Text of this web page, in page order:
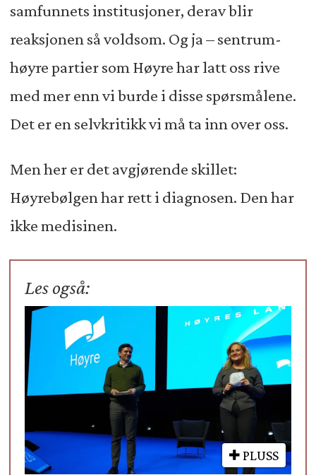
samfunnets institusjoner, derav blir
reaksjonen så voldsom. Og ja – sentrum-
høyre partier som Høyre har latt oss rive
med mer enn vi burde i disse spørsmålene.
Det er en selvkritikk vi må ta inn over oss.
Men her er det avgjørende skillet:
Høyrebølgen har rett i diagnosen. Den har
ikke medisinen.
Les også:
PLUSS